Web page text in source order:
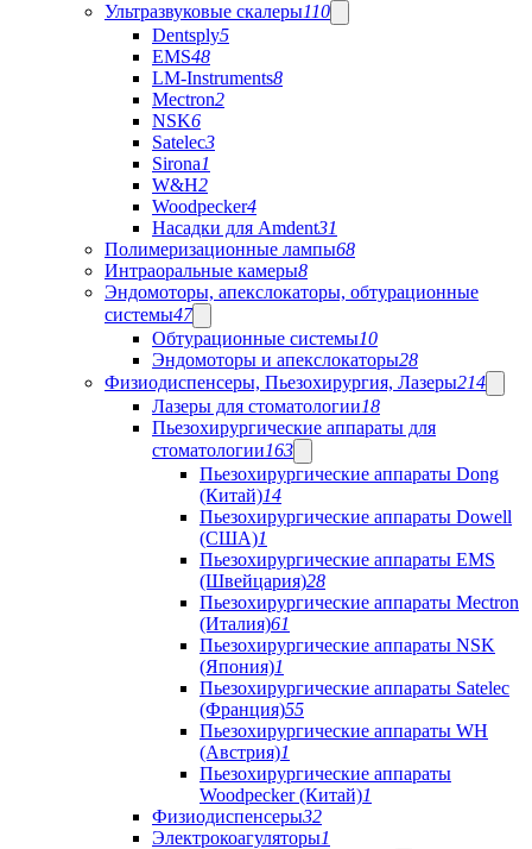
Ультразвуковые скалеры110
Dentsply5
EMS48
LM-Instruments8
Mectron2
NSK6
Satelec3
Sirona1
W&H2
Woodpecker4
Насадки для Amdent31
Полимеризационные лампы68
Интраоральные камеры8
Эндомоторы, апекслокаторы, обтурационные
системы47
Обтурационные системы10
Эндомоторы и апекслокаторы28
Физиодиспенсеры, Пьезохирургия, Лазеры214
Лазеры для стоматологии18
Пьезохирургические аппараты для
стоматологии163
Пьезохирургические аппараты Dong
(Китай)14
Пьезохирургические аппараты Dowell
(США)1
Пьезохирургические аппараты EMS
(Швейцария)28
Пьезохирургические аппараты Mectron
(Италия)61
Пьезохирургические аппараты NSK
(Япония)1
Пьезохирургические аппараты Satelec
(Франция)55
Пьезохирургические аппараты WH
(Австрия)1
Пьезохирургические аппараты
Woodpecker (Китай)1
Физиодиспенсеры32
Электрокоагуляторы1